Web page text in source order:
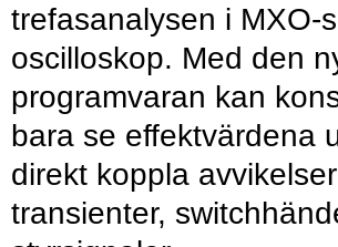
trefasanalysen i MXO-
oscilloskop. Med den
programvaran kan
bara se effektvärdena
direkt koppla
transienter,